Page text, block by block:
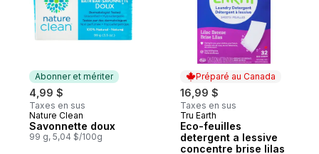
Abonner et mériter
4,99 $
Taxes en sus
Abonner et mériter
Nature Clean
Savonnette doux
99 g, 5,04 $/100g
Préparé au Canada
16,99 $
Taxes en sus
Préparé au Canada
Tru Earth
Eco-feuilles
detergent a lessive
concentre brise lilas